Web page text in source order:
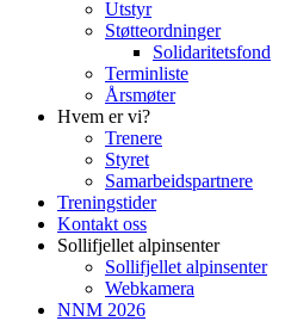
Utstyr
Støtteordninger
Solidaritetsfond
Terminliste
Årsmøter
Hvem er vi?
Trenere
Styret
Samarbeidspartnere
Treningstider
Kontakt oss
Sollifjellet alpinsenter
Sollifjellet alpinsenter
Webkamera
NNM 2026